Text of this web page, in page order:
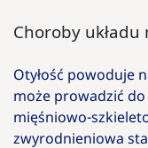
Choroby
Otyłość powoduje
może prowadzić
mięśniowo-
zwyrodnieniowa